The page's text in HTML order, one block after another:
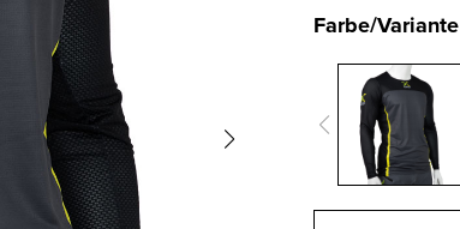
Farbe/Variante